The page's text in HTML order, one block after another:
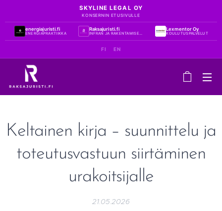
SKYLINE LEGAL OY
KONSERNIN ETUSIVULLE
energiajuristi.fi
ENERGIAPRAKTIIKKA
Raksajuristi.fi
INFRAN JA RAKENTAMISEN PRAKTIIKKA
Lexmentor Oy
KOULUTUSPALVELUT
FI EN
Keltainen kirja – suunnittelu ja
toteutusvastuun siirtäminen
urakoitsijalle
21.05.2026